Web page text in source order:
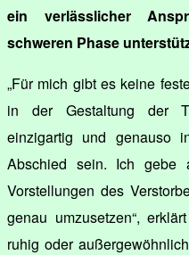
ein verlässlicher
schweren Phase
„Für mich gibt es keine
in der Gestaltung der
einzigartig und genauso
Abschied sein. Ich gebe
Vorstellungen des
genau umzusetzen“,
ruhig oder